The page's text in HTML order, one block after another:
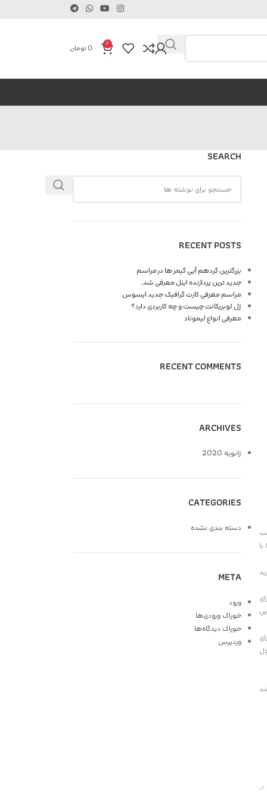
0
0 تومان
SEARCH
RECENT POSTS
بزرگترین گردهم آیی گیمر ها در مراسم
جدید ترین پردازنده اینل معرفی شد.
مراسم معرفی کارت گرافیک جدید ایسوس
ژل لوبریکانت چیست و چه کاربردی دارد؟
معرفی انواع لیموناد
RECENT COMMENTS
ARCHIVES
ژانویه 2020
CATEGORIES
دسته بندی نشده
META
ورود
خوراک ورودی‌ها
خوراک دیدگاه‌ها
وردپرس